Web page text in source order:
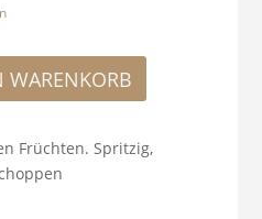
WARENKORB
Früchten. Spritzig,